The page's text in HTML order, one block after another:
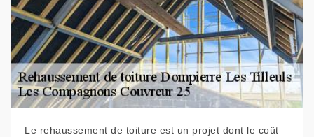
Le rehaussement de toiture est un projet dont le coût